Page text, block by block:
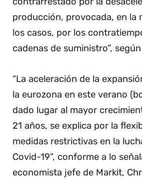
producción, provocada, en la
los casos, por los
cadenas de suministro”,
“La aceleración de la
la eurozona en este verano
dado lugar al mayor
21 años, se explica por la
medidas restrictivas en la
Covid-19”, conforme a lo
economista jefe de Markit,